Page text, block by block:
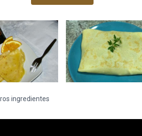
ingredientes